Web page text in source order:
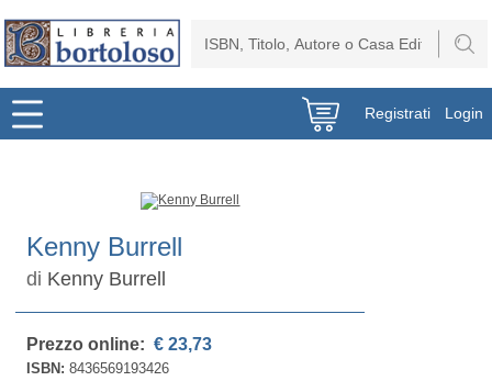
Registrati Login
Kenny Burrell
di Kenny Burrell
Prezzo online: € 23,73
ISBN:8436569193426